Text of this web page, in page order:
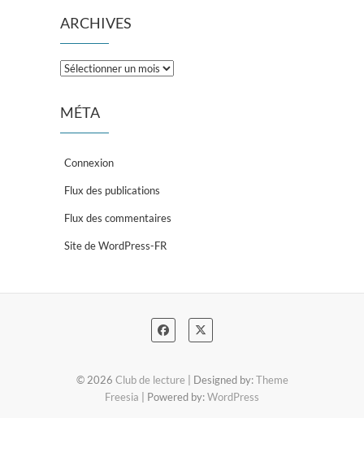
ARCHIVES
Archives
MÉTA
Connexion
Flux des publications
Flux des commentaires
Site de WordPress-FR
© 2026 Club de lecture | Designed by:Theme
Freesia | Powered by:WordPress